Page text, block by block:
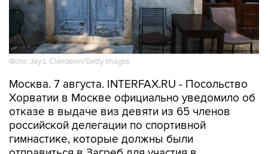
Фото: Jay L Clendenin/Getty Images
Москва. 7 августа. INTERFAX.RU - Посольство
Хорватии в Москве официально уведомило об
отказе в выдаче виз девяти из 65 членов
российской делегации по спортивной
гимнастике, которые должны были